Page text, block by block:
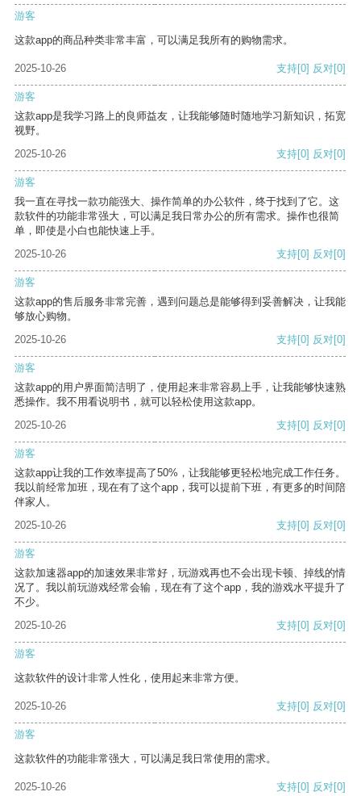
游客
这款app的商品种类非常丰富，可以满足我所有的购物需求。
2025-10-26 支持[0] 反对[0]
游客
这款app是我学习路上的良师益友，让我能够随时随地学习新知识，拓宽
视野。
2025-10-26
支持[0] 反对[0]
游客
我一直在寻找一款功能强大、操作简单的办公软件，终于找到了它。这
款软件的功能非常强大，可以满足我日常办公的所有需求。操作也很简
单，即使是小白也能快速上手。
2025-10-26
支持[0] 反对[0]
游客
这款app的售后服务非常完善，遇到问题总是能够得到妥善解决，让我能
够放心购物。
2025-10-26
支持[0] 反对[0]
游客
这款app的用户界面简洁明了，使用起来非常容易上手，让我能够快速熟
悉操作。我不用看说明书，就可以轻松使用这款app。
2025-10-26
支持[0] 反对[0]
游客
这款app让我的工作效率提高了50%，让我能够更轻松地完成工作任务。
我以前经常加班，现在有了这个app，我可以提前下班，有更多的时间陪
伴家人。
2025-10-26
支持[0] 反对[0]
游客
这款加速器app的加速效果非常好，玩游戏再也不会出现卡顿、掉线的情
况了。我以前玩游戏经常会输，现在有了这个app，我的游戏水平提升了
不少。
2025-10-26
支持[0] 反对[0]
游客
这款软件的设计非常人性化，使用起来非常方便。
2025-10-26 支持[0] 反对[0]
游客
这款软件的功能非常强大，可以满足我日常使用的需求。
2025-10-26 支持[0] 反对[0]